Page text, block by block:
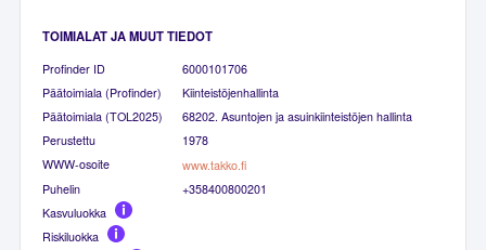
TOIMIALAT JA MUUT TIEDOT
Profinder ID
6000101706
Päätoimiala (Profinder)
Kiinteistöjenhallinta
Päätoimiala (TOL2025)
68202. Asuntojen ja asuinkiinteistöjen hallinta
Perustettu
1978
WWW-osoite
www.takko.fi
Puhelin
+358400800201
Kasvuluokka
Riskiluokka